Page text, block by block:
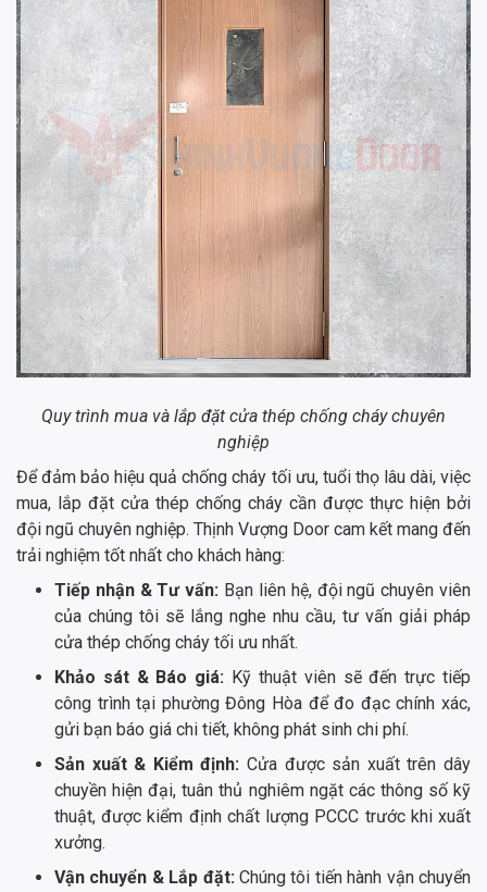
Quy trình mua và lắp đặt cửa thép chống cháy chuyên
nghiệp
Để đảm bảo hiệu quả chống cháy tối ưu, tuổi thọ lâu dài, việc
mua, lắp đặt cửa thép chống cháy cần được thực hiện bởi
đội ngũ chuyên nghiệp. Thịnh Vượng Door cam kết mang đến
trải nghiệm tốt nhất cho khách hàng:
Tiếp nhận & Tư vấn: Bạn liên hệ, đội ngũ chuyên viên
của chúng tôi sẽ lắng nghe nhu cầu, tư vấn giải pháp
cửa thép chống cháy tối ưu nhất.
Khảo sát & Báo giá: Kỹ thuật viên sẽ đến trực tiếp
công trình tại phường Đông Hòa để đo đạc chính xác,
gửi bạn báo giá chi tiết, không phát sinh chi phí.
Sản xuất & Kiểm định: Cửa được sản xuất trên dây
chuyền hiện đại, tuân thủ nghiêm ngặt các thông số kỹ
thuật, được kiểm định chất lượng PCCC trước khi xuất
xưởng.
Vận chuyển & Lắp đặt: Chúng tôi tiến hành vận chuyển